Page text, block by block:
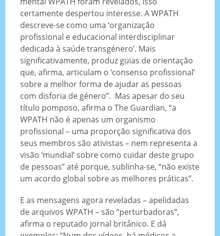
certamente despertou interesse. A WPATH
descreve-se como uma ‘organização
profissional e educacional interdisciplinar
dedicada à saúde transgénero’. Mais
significativamente, produz guias de orientação
que, afirma, articulam o ‘consenso profissional’
sobre a melhor forma de ajudar as pessoas
com disforia de género”. Mas apesar do seu
título pomposo, afirma o The Guardian, “a
WPATH não é apenas um organismo
profissional – uma proporção significativa dos
seus membros são ativistas – nem representa a
visão ‘mundial’ sobre como cuidar deste grupo
de pessoas” até porque, sublinha-se, “não existe
um acordo global sobre as melhores práticas”.
E as mensagens agora reveladas – apelidadas
de arquivos WPATH – são “perturbadoras”,
afirma o reputado jornal britânico. E dá